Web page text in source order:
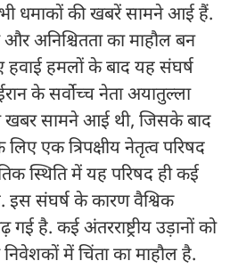
धमाकों की खबरें सामने आई हैं.
अनिश्चितता का माहौल बन
हवाई हमलों के बाद यह संघर्ष
के सर्वोच्च नेता अयातुल्ला
खबर सामने आई थी, जिसके बाद
एक त्रिपक्षीय नेतृत्व परिषद
स्थिति में यह परिषद ही कई
इस संघर्ष के कारण वैश्विक
गई है. कई अंतरराष्ट्रीय उड़ानों को
निवेशकों में चिंता का माहौल है.